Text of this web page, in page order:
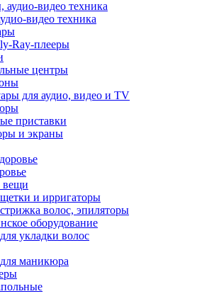
видео техника
Ray-плееры
центры
для аудио, видео и TV
приставки
и экраны
и ирригаторы
волос, эпиляторы
оборудование
укладки волос
маникюра